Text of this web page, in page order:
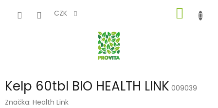
CZK
KOŠÍK
Kelp 60tbl BIO HEALTH LINK 009039
Značka: Health Link